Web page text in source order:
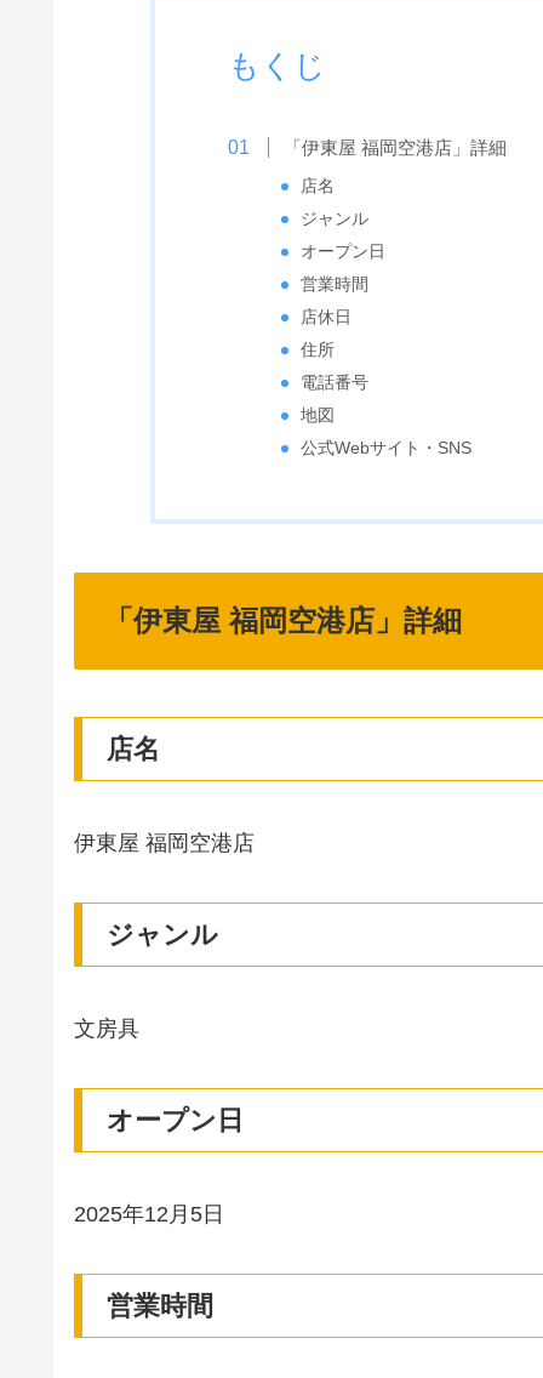
もくじ
「伊東屋 福岡空港店」詳細
店名
ジャンル
オープン日
営業時間
店休日
住所
電話番号
地図
公式Webサイト・SNS
「伊東屋 福岡空港店」詳細
店名
伊東屋 福岡空港店
ジャンル
文房具
オープン日
2025年12月5日
営業時間